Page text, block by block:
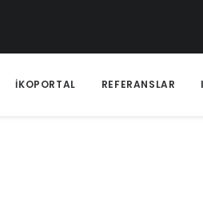
İKOPORTAL REFERANSLAR